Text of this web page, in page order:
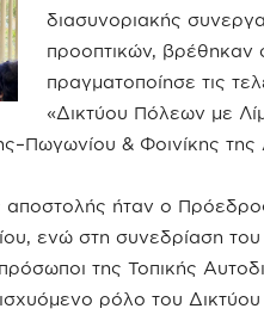
διασυνοριακής
προοπτικών, βρέθηκαν
πραγματοποίησε τις
«Δικτύου Πόλεων με
& Φοινίκης της
αποστολής ήταν ο
ενώ στη συνεδρίαση του
της Τοπικής
ρόλο του